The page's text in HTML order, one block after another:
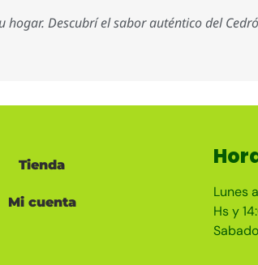
Descubrí el sabor auténtico del
Tienda
Mi cuenta
Lunes
Hs y